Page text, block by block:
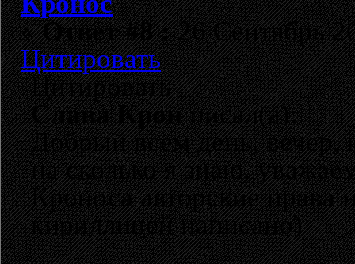
«Ответ #8 :26 Сентябрь
Цитировать
Цитировать
Слава Кронписал(а):
Добрый всем день, вечер,
на сколько я знаю,
Кроноса авторские права
кириллицей написано)